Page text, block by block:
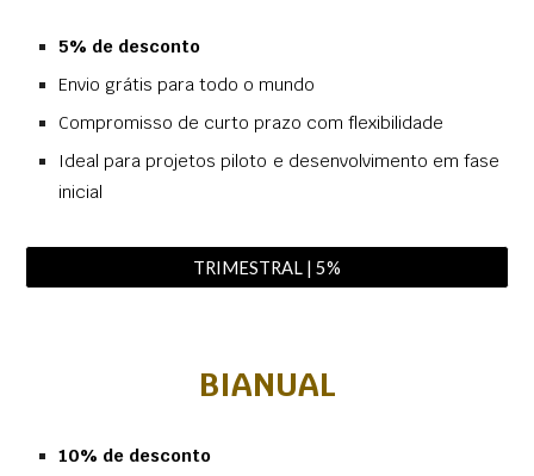
5% de desconto
Envio grátis para todo o mundo
Compromisso de curto prazo com flexibilidade
Ideal para projetos piloto e desenvolvimento em fase
inicial
TRIMESTRAL | 5%
BIANUAL
10% de desconto